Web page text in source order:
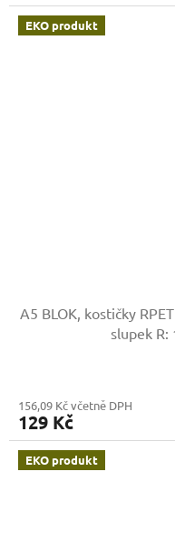
EKO produkt
A5 BLOK, kostičky
slupek R:
156,09 Kč včetně DPH
129 Kč
EKO produkt